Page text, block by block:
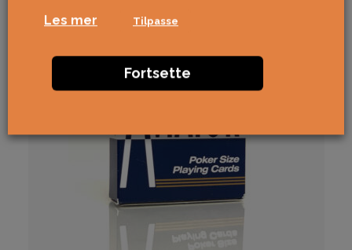
Les mer Tilpasse
Fortsette